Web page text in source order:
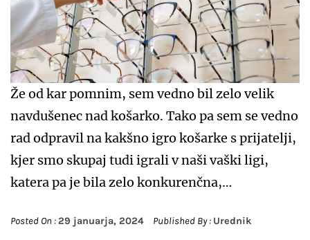
Že od kar pomnim, sem vedno bil zelo velik
navdušenec nad košarko. Tako pa sem se vedno
rad odpravil na kakšno igro košarke s prijatelji,
kjer smo skupaj tudi igrali v naši vaški ligi,
katera pa je bila zelo konkurenčna,…
Posted On :29 januarja, 2024 Published By : Urednik